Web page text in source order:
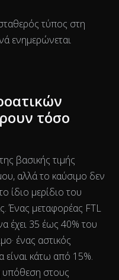
% and EUR/L.
τύπος στη
ενημερώνεται
τόσο
βασικής τιμής
αλλά το καύσιμο δεν
ίδιο μερίδιο του
Ένας μεταφορέας FTL
έχει 35 έως 40% του
ένας αστικός
κάτω από 15%.
υπόθεση στους